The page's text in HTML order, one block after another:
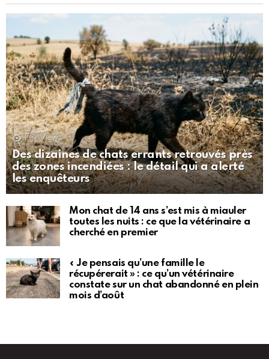
1.3k Views
Des dizaines de chats errants retrouvés près
des zones incendiées : le détail qui a alerté
les enquêteurs
Mon chat de 14 ans s’est mis à miauler
toutes les nuits : ce que la vétérinaire a
cherché en premier
« Je pensais qu’une famille le
récupérerait » : ce qu’un vétérinaire
constate sur un chat abandonné en plein
mois d’août